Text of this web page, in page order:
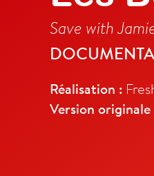
Save with
Réalisation :
Version originale